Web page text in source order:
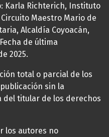
Karla Richterich, Instituto
Maestro Mario de
Alcaldía Coyoacán,
de última
2025.
total o parcial de los
sin la
del titular de los derechos
los autores no